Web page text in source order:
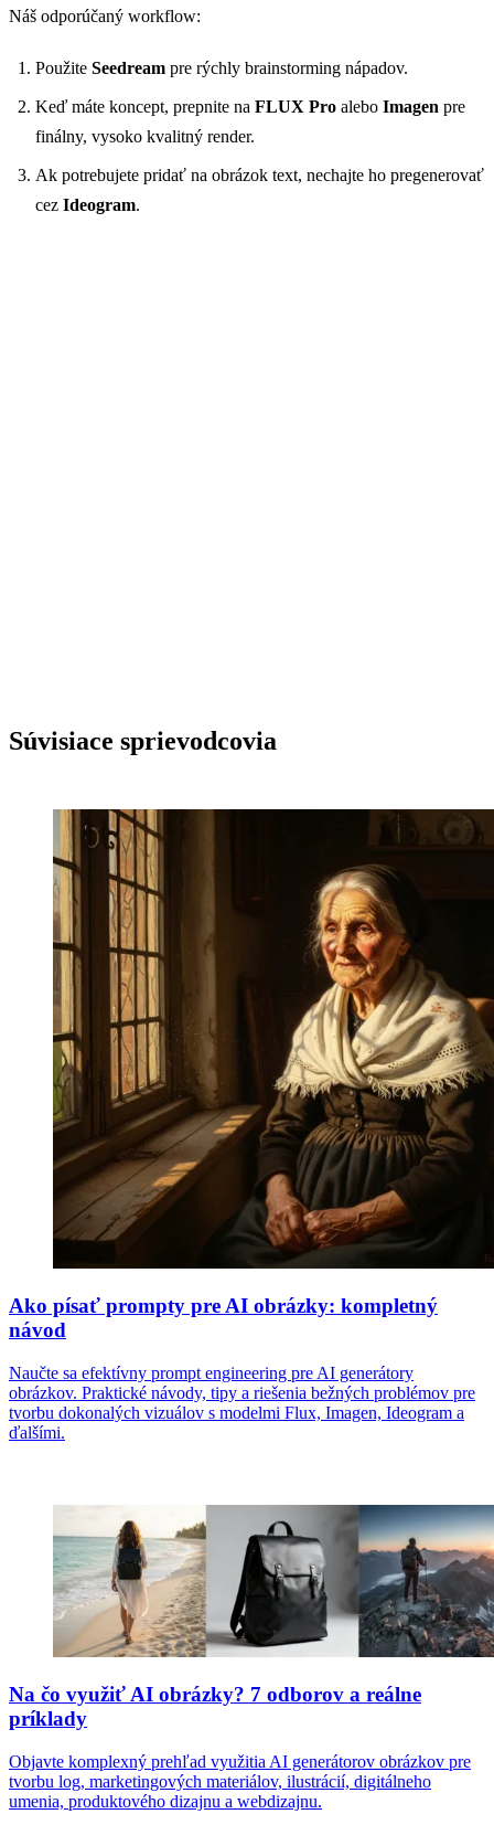
Náš odporúčaný workflow:
Použite Seedream pre rýchly brainstorming nápadov.
Keď máte koncept, prepnite na FLUX Pro alebo Imagen pre
finálny, vysoko kvalitný render.
Ak potrebujete pridať na obrázok text, nechajte ho pregenerovať
cez Ideogram.
Súvisiace sprievodcovia
Ako písať prompty pre AI obrázky: kompletný
návod
Naučte sa efektívny prompt engineering pre AI generátory
obrázkov. Praktické návody, tipy a riešenia bežných problémov pre
tvorbu dokonalých vizuálov s modelmi Flux, Imagen, Ideogram a
ďalšími.
Na čo využiť AI obrázky? 7 odborov a reálne
príklady
Objavte komplexný prehľad využitia AI generátorov obrázkov pre
tvorbu log, marketingových materiálov, ilustrácií, digitálneho
umenia, produktového dizajnu a webdizajnu.